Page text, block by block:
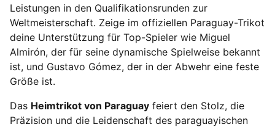
Leistungen in den Qualifikationsrunden zur
Weltmeisterschaft. Zeige im offiziellen Paraguay-Trikot
deine Unterstützung für Top-Spieler wie Miguel
Almirón, der für seine dynamische Spielweise bekannt
ist, und Gustavo Gómez, der in der Abwehr eine feste
Größe ist.
Das Heimtrikot von Paraguay feiert den Stolz, die
Präzision und die Leidenschaft des paraguayischen